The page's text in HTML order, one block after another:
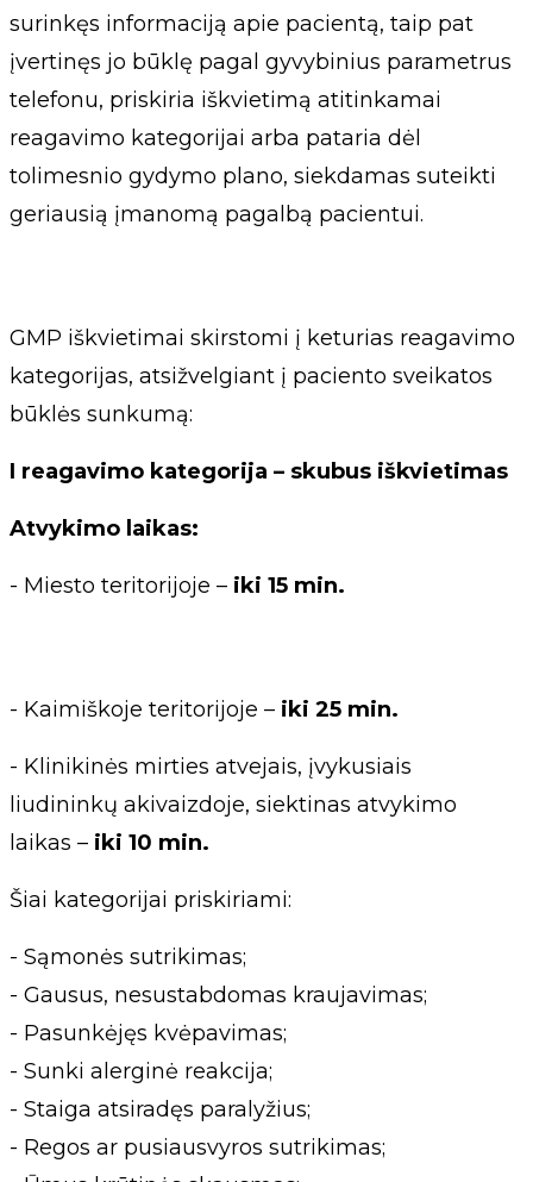
surinkęs informaciją apie pacientą, taip pat
įvertinęs jo būklę pagal gyvybinius parametrus
telefonu, priskiria iškvietimą atitinkamai
reagavimo kategorijai arba pataria dėl
tolimesnio gydymo plano, siekdamas suteikti
geriausią įmanomą pagalbą pacientui.
GMP iškvietimai skirstomi į keturias reagavimo
kategorijas, atsižvelgiant į paciento sveikatos
būklės sunkumą:
I reagavimo kategorija – skubus iškvietimas
Atvykimo laikas:
- Miesto teritorijoje – iki 15 min.
- Kaimiškoje teritorijoje – iki 25 min.
- Klinikinės mirties atvejais, įvykusiais
liudininkų akivaizdoje, siektinas atvykimo
laikas – iki 10 min.
Šiai kategorijai priskiriami:
- Sąmonės sutrikimas;
- Gausus, nesustabdomas kraujavimas;
- Pasunkėjęs kvėpavimas;
- Sunki alerginė reakcija;
- Staiga atsiradęs paralyžius;
- Regos ar pusiausvyros sutrikimas;